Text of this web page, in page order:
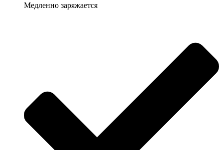
Медленно заряжается